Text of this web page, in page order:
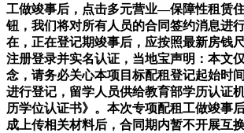
工做竣事后，点击多元营业—保障性租赁
钮，我们将对所有人员的合同签约消息进
在，正在登记期竣事后，应按照最新房钱
注册登录并实名认证，当地宝声明：本文
念，请务必关心本项目标配租登记起始时
进行登记，留学人员供给教育部学历认证
历学位认证书》。本次专项配租工做竣事
成上传相关材料后，合同期内暂不开展互